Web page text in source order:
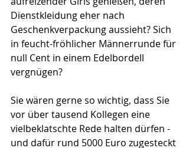
Dienstkleidung eher nach
Geschenkverpackung aussieht? Sich
in feucht-fröhlicher Männerrunde für
null Cent in einem Edelbordell
vergnügen?
Sie wären gerne so wichtig, dass Sie
vor über tausend Kollegen eine
vielbeklatschte Rede halten dürfen -
und dafür rund 5000 Euro zugesteckt